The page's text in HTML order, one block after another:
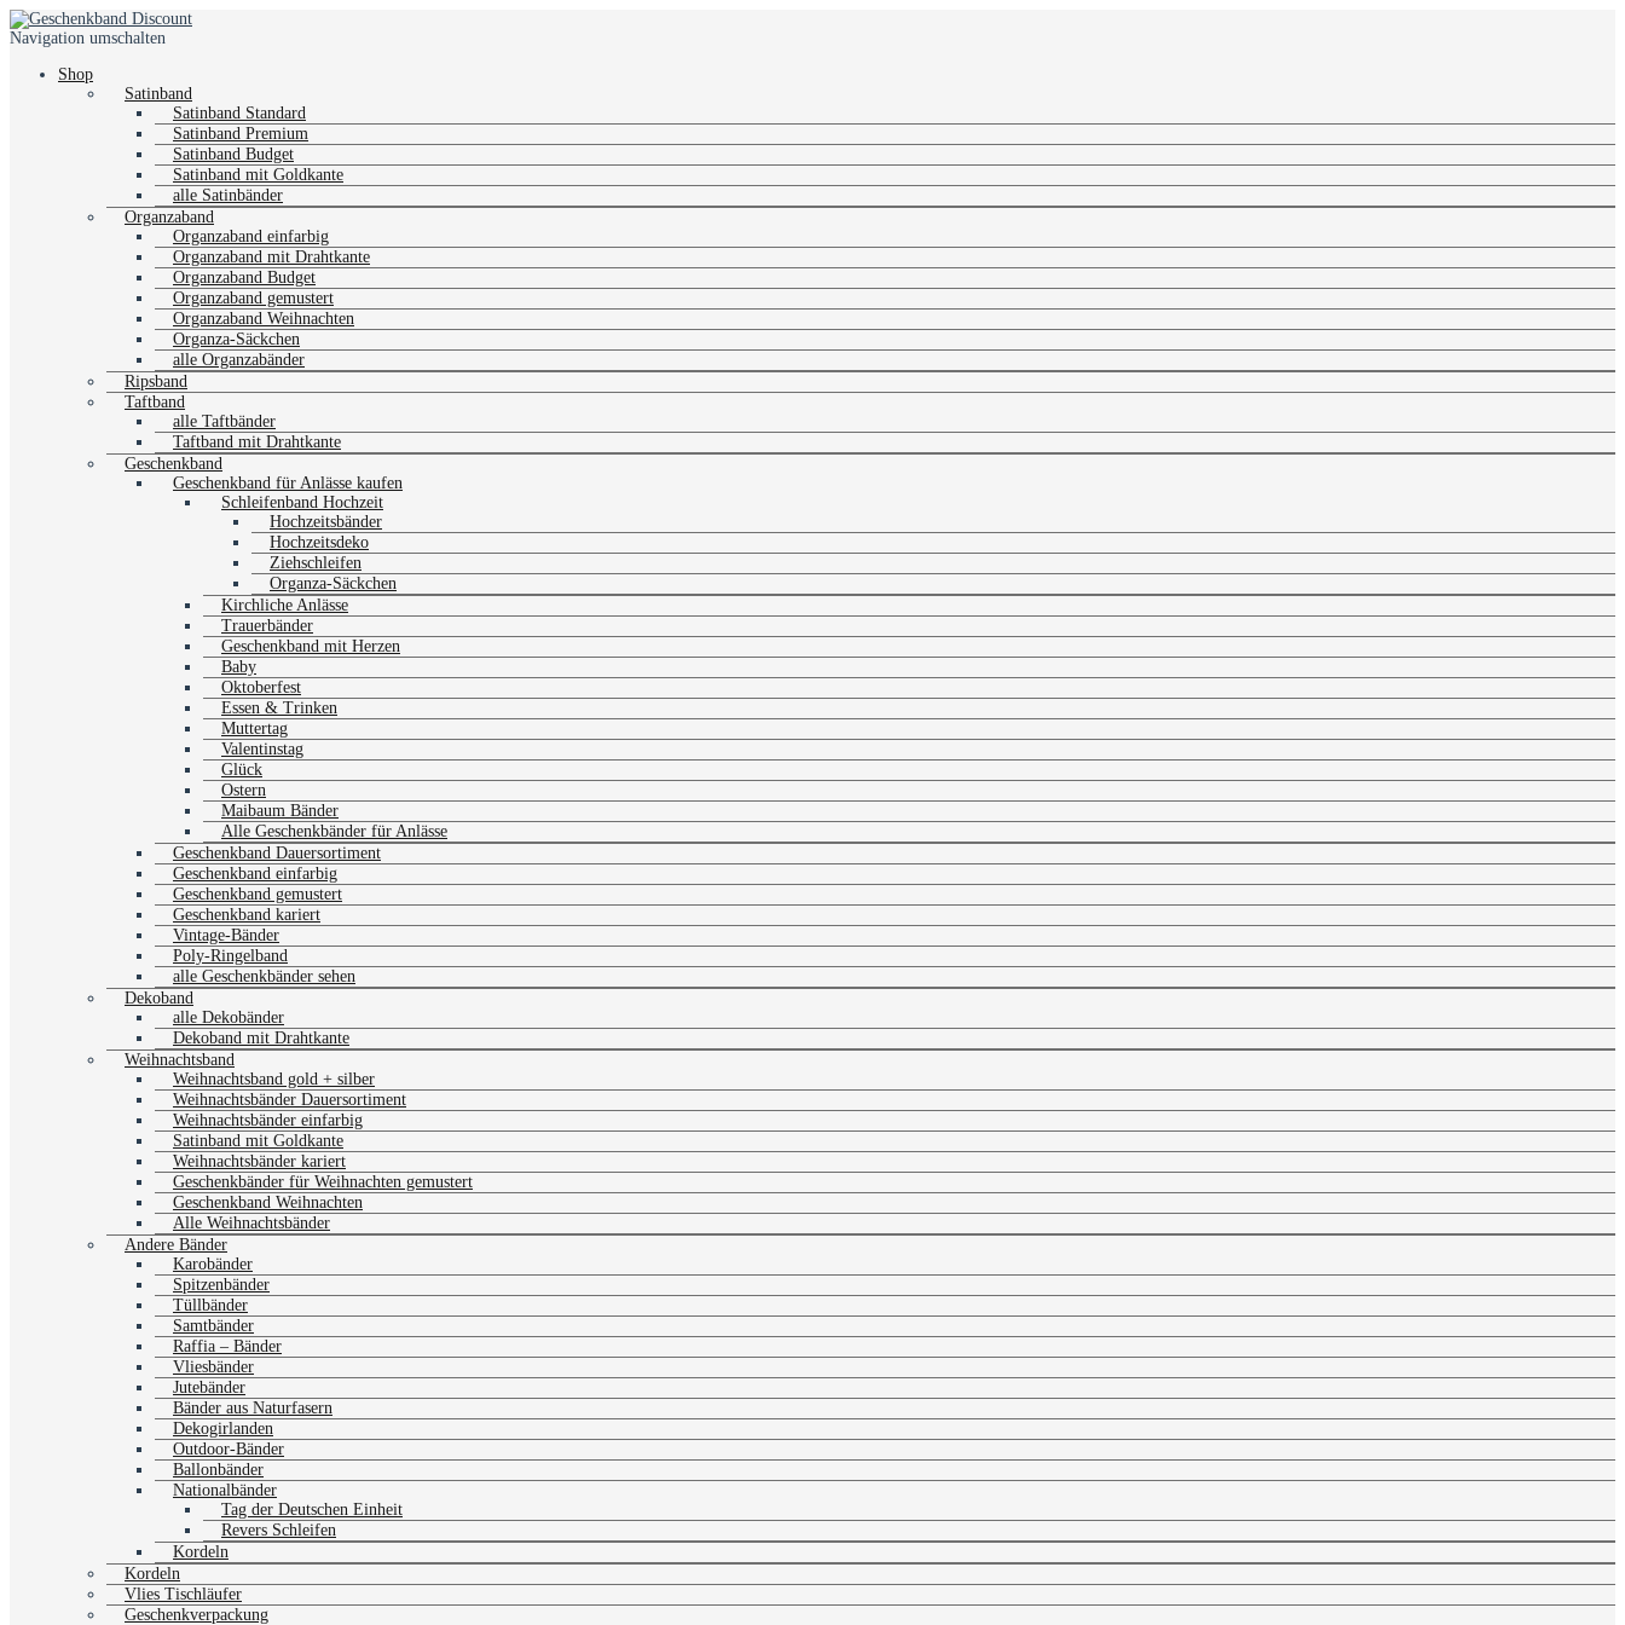
Navigation umschalten
Shop
Satinband
Satinband Standard
Satinband Premium
Satinband Budget
Satinband mit Goldkante
alle Satinbänder
Organzaband
Organzaband einfarbig
Organzaband mit Drahtkante
Organzaband Budget
Organzaband gemustert
Organzaband Weihnachten
Organza-Säckchen
alle Organzabänder
Ripsband
Taftband
alle Taftbänder
Taftband mit Drahtkante
Geschenkband
Geschenkband für Anlässe kaufen
Schleifenband Hochzeit
Hochzeitsbänder
Hochzeitsdeko
Ziehschleifen
Organza-Säckchen
Kirchliche Anlässe
Trauerbänder
Geschenkband mit Herzen
Baby
Oktoberfest
Essen & Trinken
Muttertag
Valentinstag
Glück
Ostern
Maibaum Bänder
Alle Geschenkbänder für Anlässe
Geschenkband Dauersortiment
Geschenkband einfarbig
Geschenkband gemustert
Geschenkband kariert
Vintage-Bänder
Poly-Ringelband
alle Geschenkbänder sehen
Dekoband
alle Dekobänder
Dekoband mit Drahtkante
Weihnachtsband
Weihnachtsband gold + silber
Weihnachtsbänder Dauersortiment
Weihnachtsbänder einfarbig
Satinband mit Goldkante
Weihnachtsbänder kariert
Geschenkbänder für Weihnachten gemustert
Geschenkband Weihnachten
Alle Weihnachtsbänder
Andere Bänder
Karobänder
Spitzenbänder
Tüllbänder
Samtbänder
Raffia – Bänder
Vliesbänder
Jutebänder
Bänder aus Naturfasern
Dekogirlanden
Outdoor-Bänder
Ballonbänder
Nationalbänder
Tag der Deutschen Einheit
Revers Schleifen
Kordeln
Kordeln
Vlies Tischläufer
Geschenkverpackung